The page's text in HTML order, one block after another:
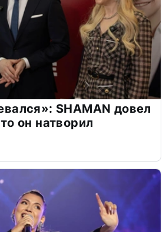
SHAMAN довел
он натворил